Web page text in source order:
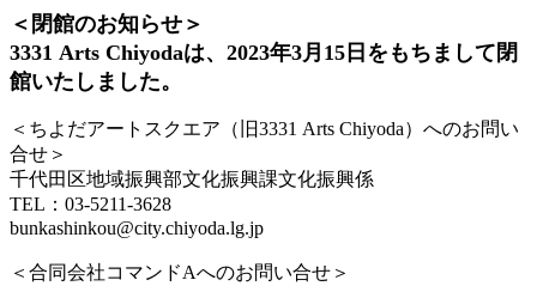
＜閉館のお知らせ＞
3331 Arts Chiyodaは、2023年3月15日をもちまして閉
館いたしました。
＜ちよだアートスクエア（旧3331 Arts Chiyoda）へのお問い
合せ＞
千代田区地域振興部文化振興課文化振興係
TEL：03-5211-3628
bunkashinkou@city.chiyoda.lg.jp
＜合同会社コマンドAへのお問い合せ＞